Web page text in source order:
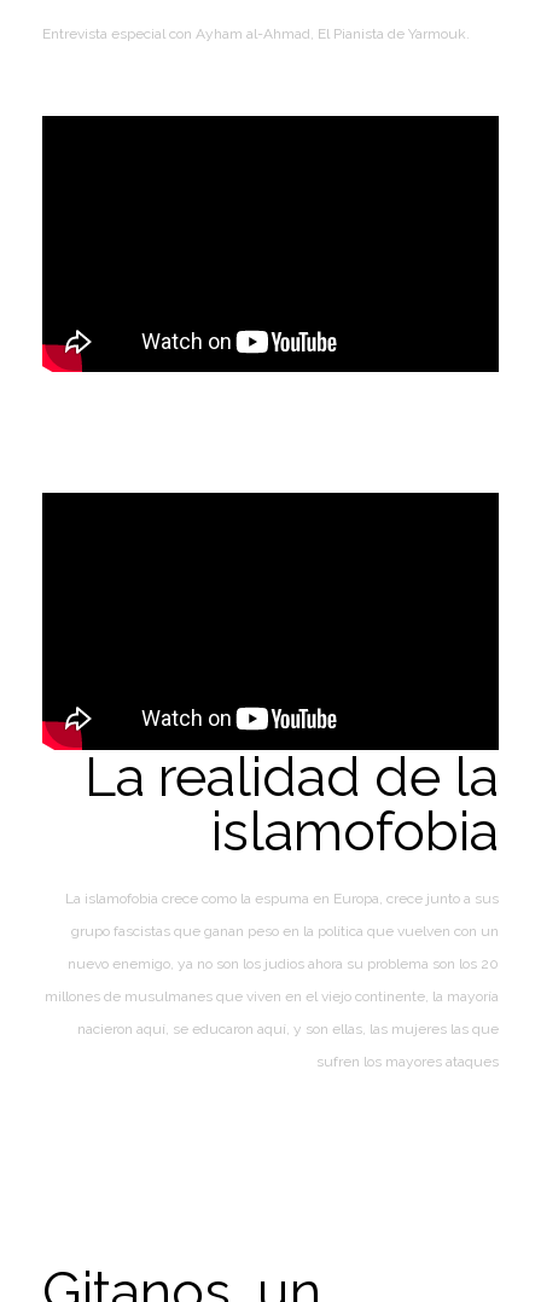
​Entrevista especial con Ayham al-Ahmad​, El Pianista de Yarmouk.
La realidad de la
islamofobia
La islamofobia crece como la espuma en Europa, crece junto a sus
grupo fascistas que ganan peso en la política que vuelven con un
nuevo enemigo, ya no son los judios ahora su problema son los 20
millones de musulmanes que viven en el viejo continente, la mayoría
nacieron aquí, se educaron aquí, y son ellas, las mujeres las que
sufren los mayores ataques